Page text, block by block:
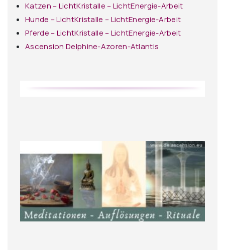
Katzen – LichtKristalle – LichtEnergie-Arbeit
Hunde – LichtKristalle – LichtEnergie-Arbeit
Pferde – LichtKristalle – LichtEnergie-Arbeit
Ascension Delphine-Azoren-Atlantis